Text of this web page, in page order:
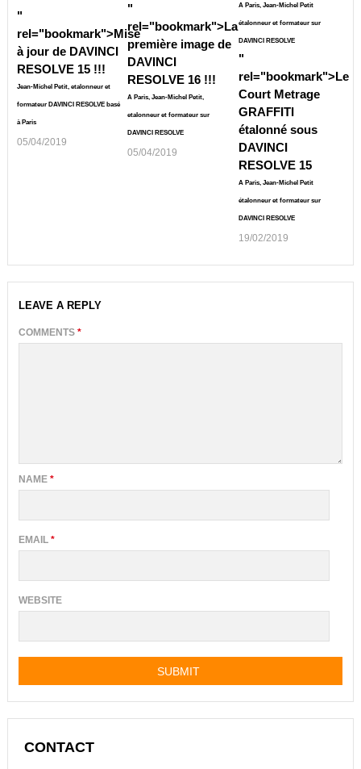
"
rel="bookmark">Mise
à jour de DAVINCI
RESOLVE 15 !!!
Jean-Michel Petit, etalonneur et
formateur DAVINCI RESOLVE basé
à Paris
05/04/2019
"
rel="bookmark">La
première image de
DAVINCI
RESOLVE 16 !!!
A Paris, Jean-Michel Petit,
etalonneur et formateur sur
DAVINCI RESOLVE
05/04/2019
A Paris, Jean-Michel Petit
étalonneur et formateur sur
DAVINCI RESOLVE
"
rel="bookmark">Le
Court Metrage
GRAFFITI
étalonné sous
DAVINCI
RESOLVE 15
A Paris, Jean-Michel Petit
étalonneur et formateur sur
DAVINCI RESOLVE
19/02/2019
LEAVE A REPLY
COMMENTS *
NAME *
EMAIL *
WEBSITE
CONTACT